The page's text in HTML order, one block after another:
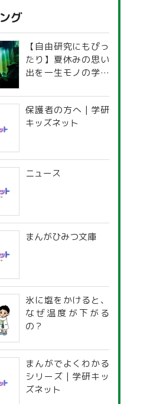
グ
【自由研究にもぴっ
たり】夏休みの思い
出を一生モノの学び
探究ガイド
保護者の方へ | 学研
キッズネット
ニュース
まんがひみつ文庫
氷に塩をかけると、
なぜ温度が下がる
の？
まんがでよくわかる
シリーズ | 学研キッ
ズネット